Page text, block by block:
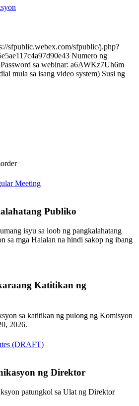
sfpublic.webex.com/sfpublic/j.php?
Numero ng
sa webinar: a6AWKz7Uh6m
mula sa isang video system) Susi ng
Meeting
Publiko
isyu sa loob ng pangkalahatang
sa mga Halalan na hindi sakop ng ibang
Katitikan ng
sa katitikan ng pulong ng Komisyon
2026.
(DRAFT)
ng Direktor
patungkol sa Ulat ng Direktor